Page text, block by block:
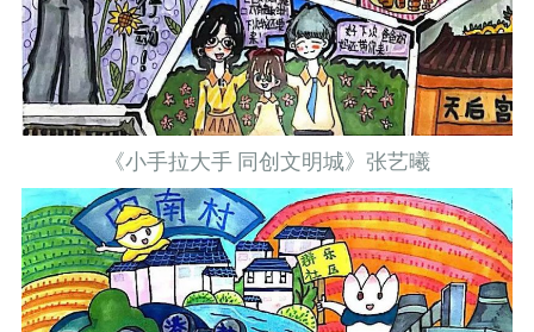
《小手拉大手 同创文明城》张艺曦